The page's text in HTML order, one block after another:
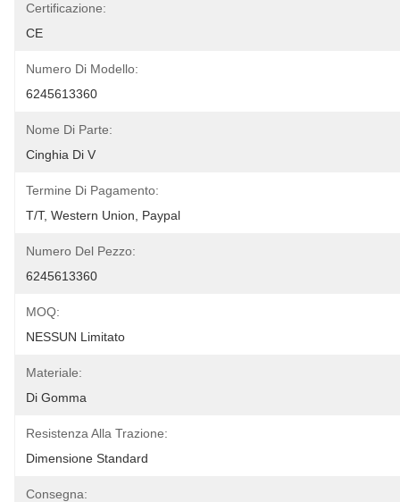
Certificazione:
CE
Numero Di Modello:
6245613360
Nome Di Parte:
Cinghia Di V
Termine Di Pagamento:
T/T, Western Union, Paypal
Numero Del Pezzo:
6245613360
MOQ:
NESSUN Limitato
Materiale:
Di Gomma
Resistenza Alla Trazione:
Dimensione Standard
Consegna: